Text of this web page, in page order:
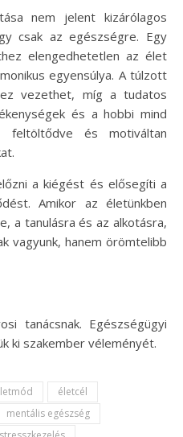
nem jelent kizárólagos
csak az egészségre. Egy
elengedhetetlen az élet
egyensúlya. A túlzott
vezethet, míg a tudatos
és a hobbi mind
feltöltődve és motiváltan
a kiégést és elősegíti a
Amikor az életünkben
a tanulásra és az alkotásra,
vagyunk, hanem örömtelibb
tanácsnak. Egészségügyi
ki szakember véleményét.
életcél
mentális egészség